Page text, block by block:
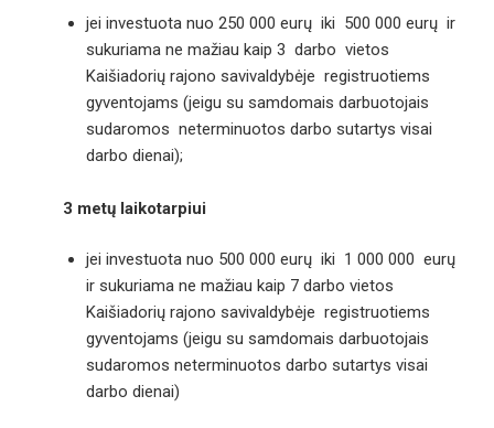
jei investuota nuo 250 000 eurų iki 500 000 eurų ir
sukuriama ne mažiau kaip 3 darbo vietos
Kaišiadorių rajono savivaldybėje registruotiems
gyventojams (jeigu su samdomais darbuotojais
sudaromos neterminuotos darbo sutartys visai
darbo dienai);
3 metų laikotarpiui
jei investuota nuo 500 000 eurų iki 1 000 000 eurų
ir sukuriama ne mažiau kaip 7 darbo vietos
Kaišiadorių rajono savivaldybėje registruotiems
gyventojams (jeigu su samdomais darbuotojais
sudaromos neterminuotos darbo sutartys visai
darbo dienai)